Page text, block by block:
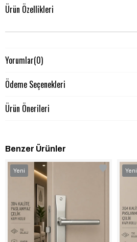
Ürün Özellikleri
Yorumlar(0)
Ödeme Seçenekleri
Ürün Önerileri
Benzer Ürünler
Yeni
Yeni